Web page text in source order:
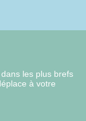
les plus brefs
à votre